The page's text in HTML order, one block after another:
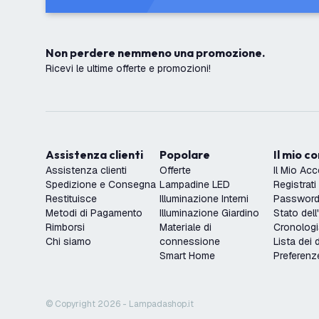
Non perdere nemmeno una promozione.
Ricevi le ultime offerte e promozioni!
Assistenza clienti
Assistenza clienti
Spedizione e Consegna
Restituisce
Metodi di Pagamento
Rimborsi
Chi siamo
Popolare
Offerte
Lampadine LED
Illuminazione Interni
Illuminazione Giardino
Materiale di
connessione
Smart Home
Il mio
Il Mio
Registrati
Stato
Lista dei
© Copyright 2026 - Lampadashop.it